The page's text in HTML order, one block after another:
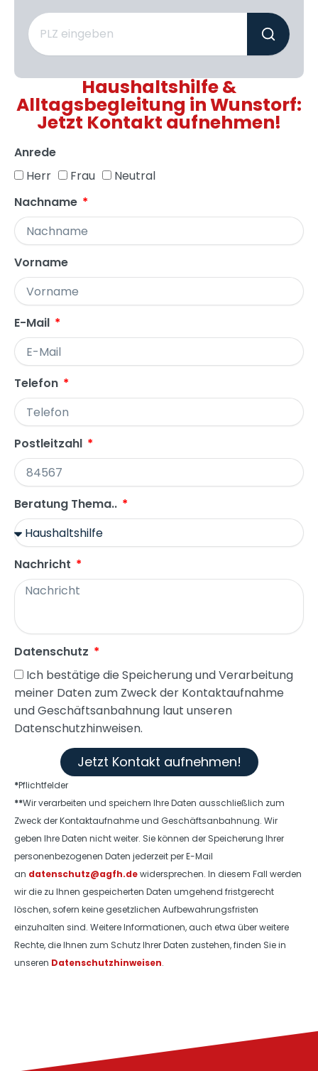
Haushaltshilfe &
Alltagsbegleitung in Wunstorf:
Jetzt Kontakt aufnehmen!
Anrede
Herr
Frau
Neutral
Nachname
Vorname
E-Mail
Telefon
Postleitzahl
Beratung Thema..
Nachricht
Datenschutz
Ich bestätige die Speicherung und Verarbeitung
meiner Daten zum Zweck der Kontaktaufnahme
und Geschäftsanbahnung laut unseren
Datenschutzhinweisen.
Jetzt Kontakt aufnehmen!
*Pflichtfelder
**Wir verarbeiten und speichern Ihre Daten ausschließlich zum
Zweck der Kontaktaufnahme und Geschäftsanbahnung. Wir
geben Ihre Daten nicht weiter. Sie können der Speicherung Ihrer
personenbezogenen Daten jederzeit per E-Mail
an datenschutz@agfh.dewidersprechen. In diesem Fall werden
wir die zu Ihnen gespeicherten Daten umgehend fristgerecht
löschen, sofern keine gesetzlichen Aufbewahrungsfristen
einzuhalten sind. Weitere Informationen, auch etwa über weitere
Rechte, die Ihnen zum Schutz Ihrer Daten zustehen, finden Sie in
unseren Datenschutzhinweisen.